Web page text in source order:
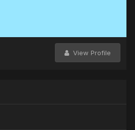
View Profile